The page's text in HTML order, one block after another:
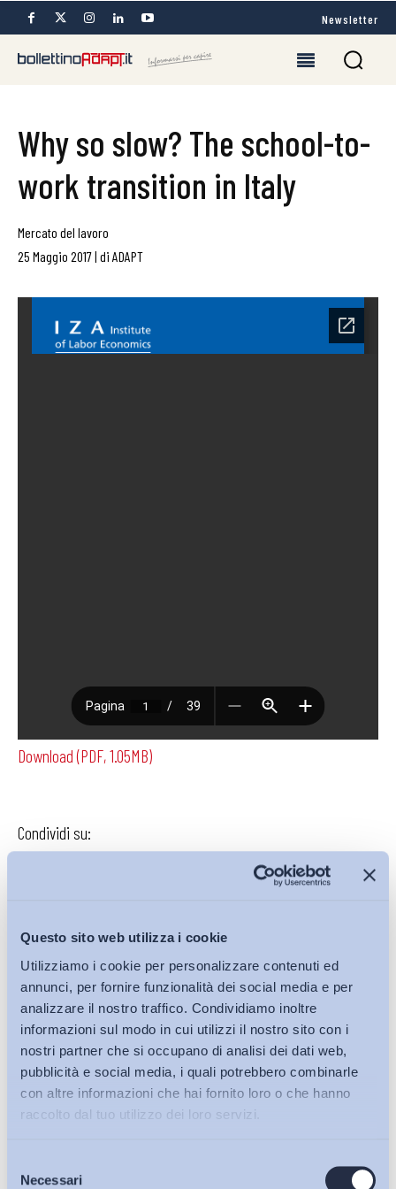
Questo sito web utilizza i cookie
Utilizziamo i cookie per personalizzare contenuti ed
annunci, per fornire funzionalità dei social media e per
analizzare il nostro traffico. Condividiamo inoltre
informazioni sul modo in cui utilizzi il nostro sito con i
nostri partner che si occupano di analisi dei dati web,
pubblicità e social media, i quali potrebbero combinarle
con altre informazioni che hai fornito loro o che hanno
raccolto dal tuo utilizzo dei loro servizi.
delNecessariBollettini ADAPT
Newsletter
Why so slow? The school-to-
work transition in Italy
Mercato del lavoro
25 Maggio 2017| di ADAPT
Download (PDF, 1.05MB)
Condividi su:
Iscriviti alla Newsletter